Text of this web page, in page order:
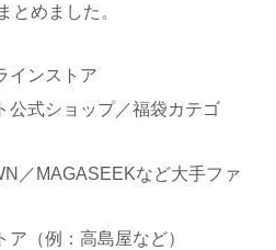
とめました。
インストア
公式ショップ／福袋カテゴ
／MAGASEEKなど大手ファ
（例：高島屋など）